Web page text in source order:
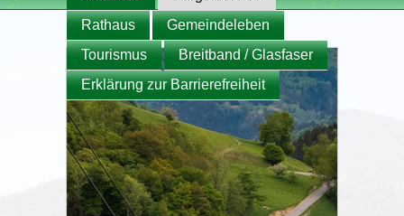
Rathaus
Gemeindeleben
Tourismus
Breitband / Glasfaser
Erklärung zur Barrierefreiheit